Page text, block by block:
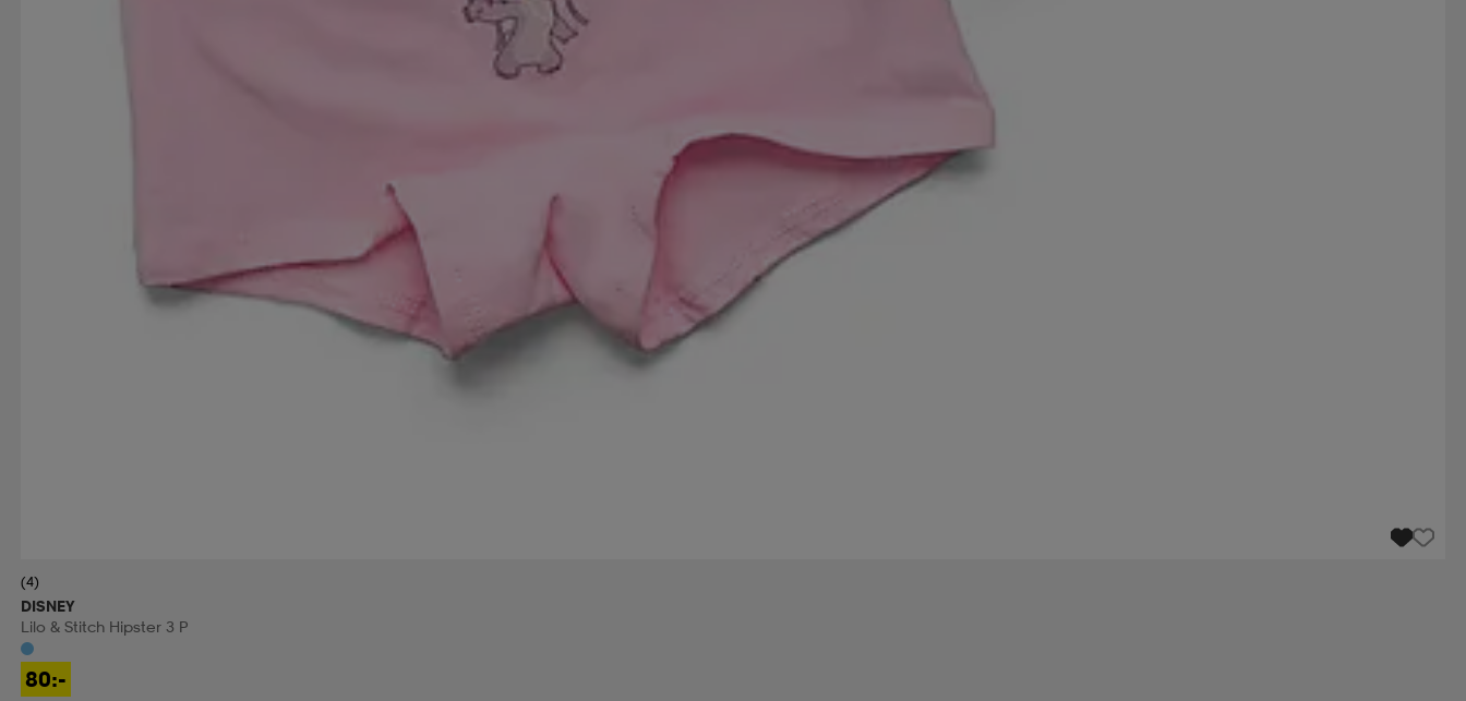
(4)
DISNEY
Lilo & Stitch Hipster 3 P
80:-